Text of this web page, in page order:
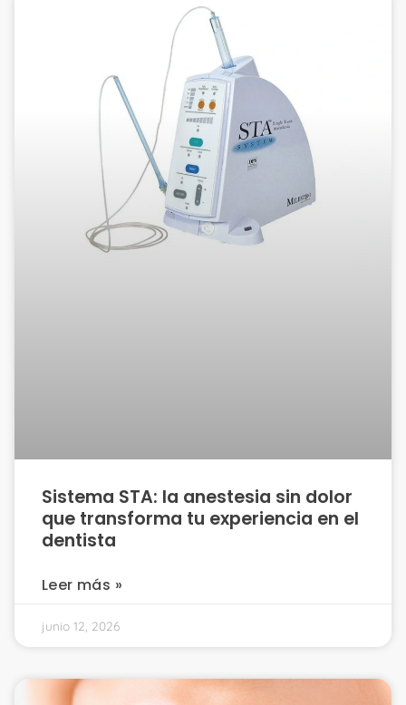
Sistema STA: la anestesia sin dolor
que transforma tu experiencia en el
dentista
Leer más »
junio 12, 2026